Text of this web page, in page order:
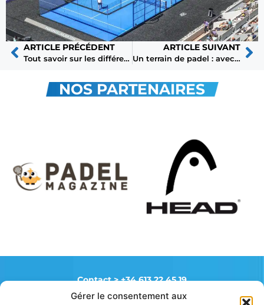
Gérer le consentement aux
ARTICLE PRÉCÉDENT
Tout savoir sur les différents types de smashs au padel
ARTICLE SUIVANT
Un terrain de padel : avec ou sans sable ?
NOS PARTENAIRES
Contact > +34 613 22 45 19